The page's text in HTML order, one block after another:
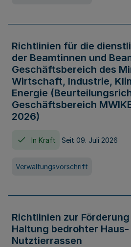
Richtlinien für die
der Beamtinnen und
Geschäftsbereich des
Wirtschaft, Industrie,
Energie
Geschäftsbereich
2026)
In Kraft Seit 09. Juli 2026
Verwaltungsvorschrift
Richtlinien zur
Haltung bedrohter Haus-
Nutztierrassen